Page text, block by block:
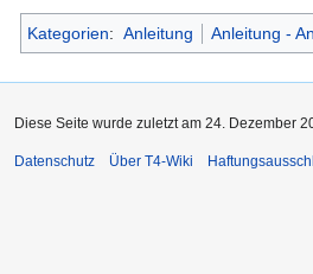
springen
springen
Kategorien: Anleitung Anleitung -
Diese Seite wurde zuletzt am 24. Dezember
Datenschutz Über T4-Wiki